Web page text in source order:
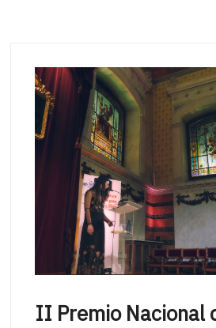
II Premio Nacional